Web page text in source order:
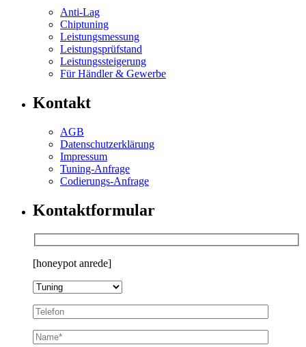
Anti-Lag
Chiptuning
Leistungsmessung
Leistungsprüfstand
Leistungssteigerung
Für Händler & Gewerbe
Kontakt
AGB
Datenschutzerklärung
Impressum
Tuning-Anfrage
Codierungs-Anfrage
Kontaktformular
[honeypot anrede]